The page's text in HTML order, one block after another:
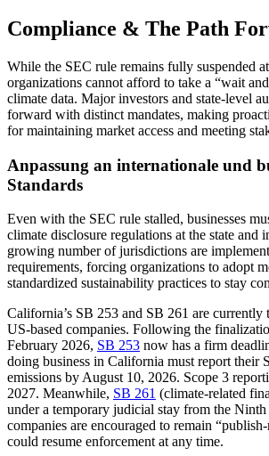
Compliance & The Path
While the SEC rule remains fully suspended
organizations cannot afford to take a “wait
climate data. Major investors and state-level
forward with distinct mandates, making
for maintaining market access and meeting
Anpassung an internationale und
Standards
Even with the SEC rule stalled, businesses
climate disclosure regulations at the state and
growing number of jurisdictions are
requirements, forcing organizations to adopt
standardized sustainability practices to stay
California’s SB 253 and SB 261 are currently
US-based companies. Following the
February 2026, SB 253 now has a firm
doing business in California must report their
emissions by August 10, 2026. Scope 3
2027. Meanwhile, SB 261 (climate-related
under a temporary judicial stay from the
companies are encouraged to remain
could resume enforcement at any time.